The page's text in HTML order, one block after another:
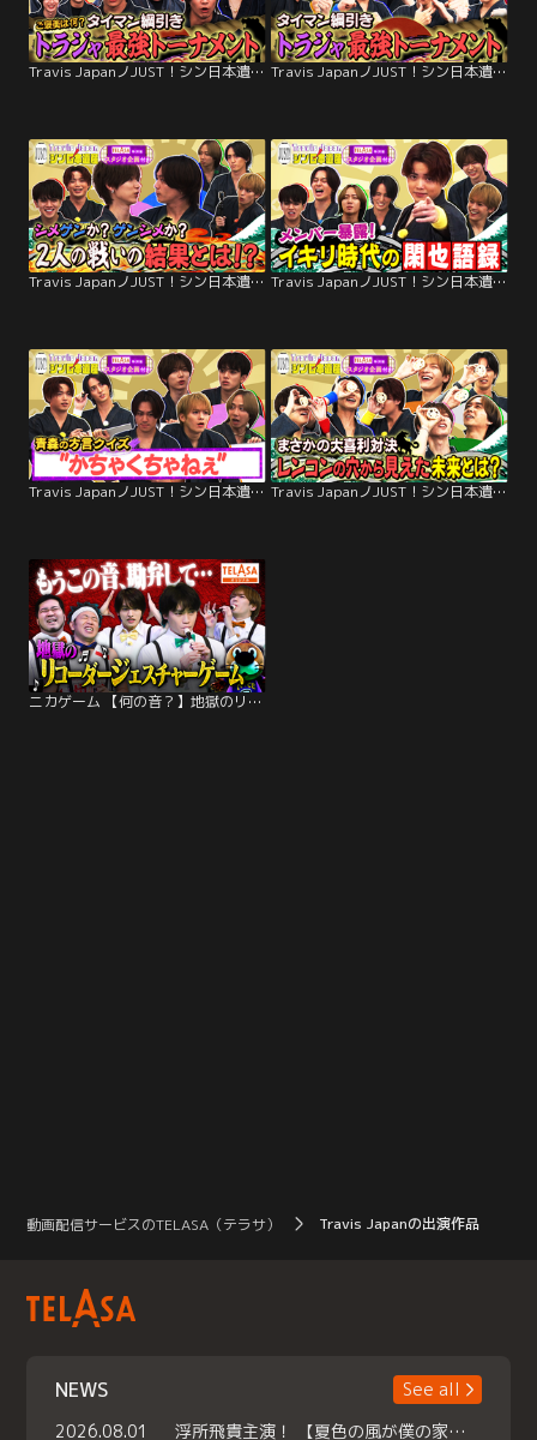
Travis JapanノJUST！シン日本遺産（2025/12/17放送分）＃19 Travis JapanノJUST！シン日本遺産（2025/12/10放送分）＃18
Travis JapanノJUST！シン日本遺産（2025/12/03放送分）＃17 Travis JapanノJUST！シン日本遺産（2025/11/26放送分）＃16
Travis JapanノJUST！シン日本遺産（2025/11/19放送分）＃15 Travis JapanノJUST！シン日本遺産（2025/11/12放送分）＃14
ニカゲーム 【何の音？】地獄のリコーダージェスチャー
動画配信サービスのTELASA（テラサ） Travis Japanの出演作品
NEWS
See all
2026.08.01
浮所飛貴主演！ 【夏色の風が僕の家にやってきた】 本日よりテラサで独占配信スタート！